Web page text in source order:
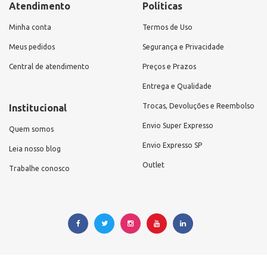
Atendimento
Minha conta
Meus pedidos
Central de atendimento
Institucional
Quem somos
Leia nosso blog
Trabalhe conosco
Políticas
Termos de Uso
Segurança e Privacidade
Preços e Prazos
Entrega e Qualidade
Trocas, Devoluções e Reembolso
Envio Super Expresso
Envio Expresso SP
Outlet